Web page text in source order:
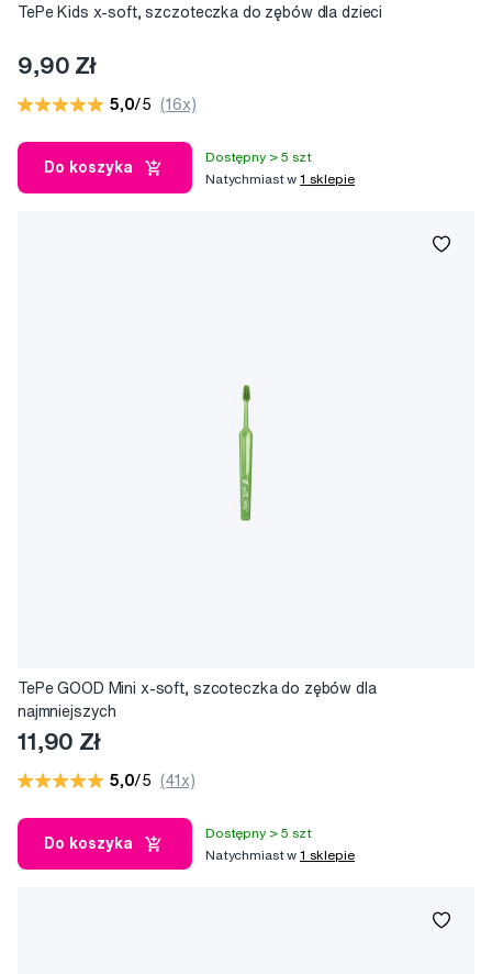
TePe Kids x-soft, szczoteczka do zębów dla dzieci
9,90 Zł
5,0/5 (16x)
Do koszyka
Dostępny > 5 szt
Natychmiast w1 sklepie
TePe GOOD Mini x-soft, szcoteczka do zębów dla
najmniejszych
11,90 Zł
5,0/5 (41x)
Do koszyka
Dostępny > 5 szt
Natychmiast w1 sklepie